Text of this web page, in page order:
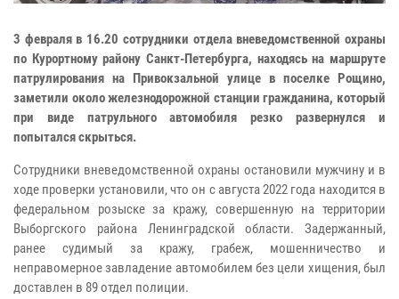
3 февраля в 16.20 сотрудники отдела вневедомственной охраны
по Курортному району Санкт-Петербурга, находясь на маршруте
патрулирования на Привокзальной улице в поселке Рощино,
заметили около железнодорожной станции гражданина, который
при виде патрульного автомобиля резко развернулся и
попытался скрыться.
Сотрудники вневедомственной охраны остановили мужчину и в
ходе проверки установили, что он с августа 2022 года находится в
федеральном розыске за кражу, совершенную на территории
Выборгского района Ленинградской области. Задержанный,
ранее судимый за кражу, грабеж, мошенничество и
неправомерное завладение автомобилем без цели хищения, был
доставлен в 89 отдел полиции.